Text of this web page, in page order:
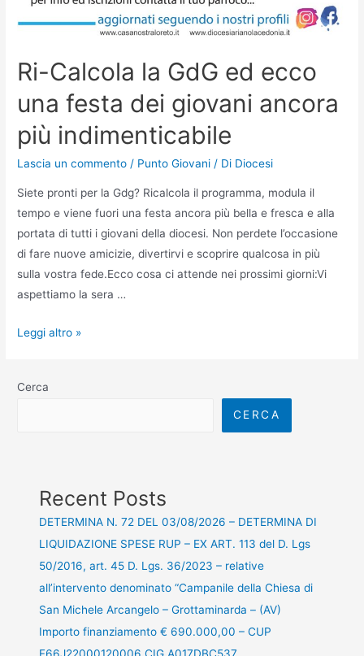
Ri-Calcola la GdG ed ecco
una festa dei giovani ancora
più indimenticabile
Lascia un commento / Punto Giovani / Di Diocesi
Siete pronti per la Gdg? Ricalcola il programma, modula il
tempo e viene fuori una festa ancora più bella e fresca e alla
portata di tutti i giovani della diocesi. Non perdete l’occasione
di fare nuove amicizie, divertirvi e scoprire qualcosa in più
sulla vostra fede.Ecco cosa ci attende nei prossimi giorni:Vi
aspettiamo la sera …
Leggi altro »
Cerca
CERCA
Recent Posts
DETERMINA N. 72 DEL 03/08/2026 – DETERMINA DI
LIQUIDAZIONE SPESE RUP – EX ART. 113 del D. Lgs
50/2016, art. 45 D. Lgs. 36/2023 – relative
all’intervento denominato “Campanile della Chiesa di
San Michele Arcangelo – Grottaminarda – (AV)
Importo finanziamento € 690.000,00 – CUP